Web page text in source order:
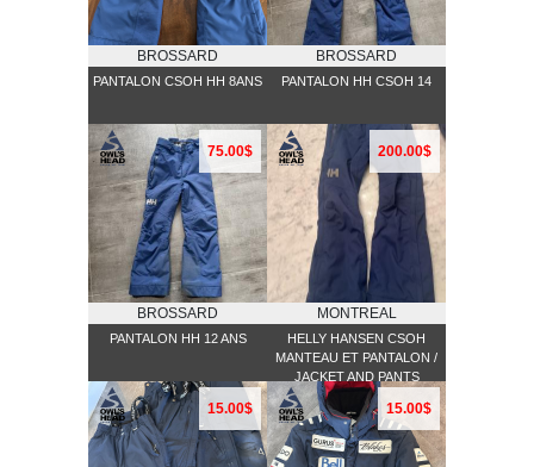
BROSSARD
PANTALON CSOH HH 8ANS
BROSSARD
PANTALON HH CSOH 14
75.00$
BROSSARD
PANTALON HH 12 ANS
200.00$
MONTREAL
HELLY HANSEN CSOH
MANTEAU ET PANTALON /
JACKET AND PANTS
15.00$ 15.00$